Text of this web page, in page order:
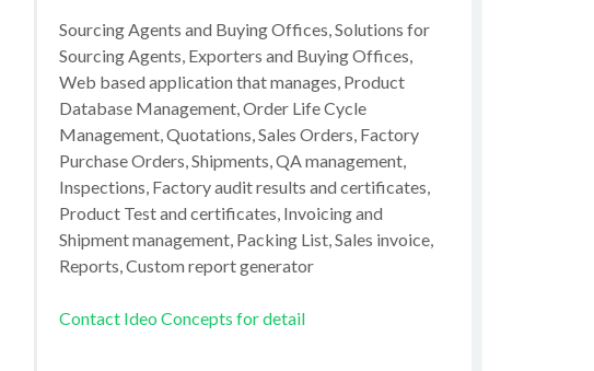
Sourcing Agents and Buying Offices, Solutions for
Sourcing Agents, Exporters and Buying Offices,
Web based application that manages, Product
Database Management, Order Life Cycle
Management, Quotations, Sales Orders, Factory
Purchase Orders, Shipments, QA management,
Inspections, Factory audit results and certificates,
Product Test and certificates, Invoicing and
Shipment management, Packing List, Sales invoice,
Reports, Custom report generator
Contact Ideo Concepts for detail